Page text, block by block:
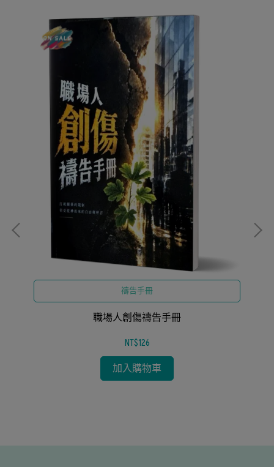
禱告手冊
職場人創傷禱告手冊
NT$126
加入購物車